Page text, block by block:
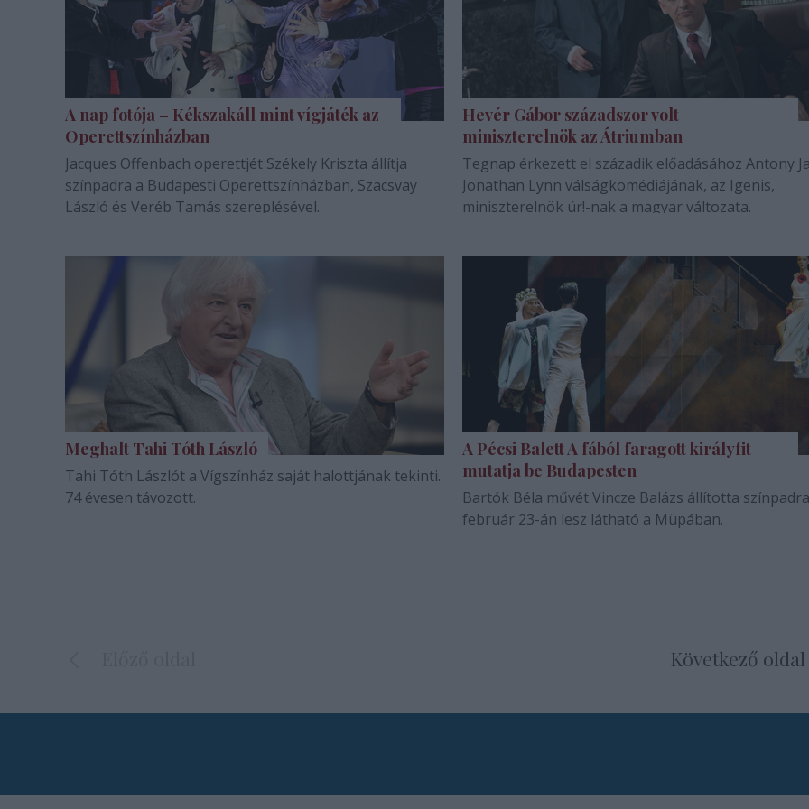
A nap fotója – Kékszakáll mint vígjáték az
Operettszínházban
Jacques Offenbach operettjét Székely Kriszta állítja
színpadra a Budapesti Operettszínházban, Szacsvay
László és Veréb Tamás szereplésével.
Hevér Gábor századszor volt
miniszterelnök az Átriumban
Tegnap érkezett el századik előadásához Antony
Jonathan Lynn válságkomédiájának, az Igenis,
miniszterelnök úr!-nak a magyar változata.
Meghalt Tahi Tóth László
Tahi Tóth Lászlót a Vígszínház saját halottjának tekinti.
74 évesen távozott.
A Pécsi Balett A fából faragott királyfit
mutatja be Budapesten
Bartók Béla művét Vincze Balázs állította
február 23-án lesz látható a Müpában.
Következő oldal